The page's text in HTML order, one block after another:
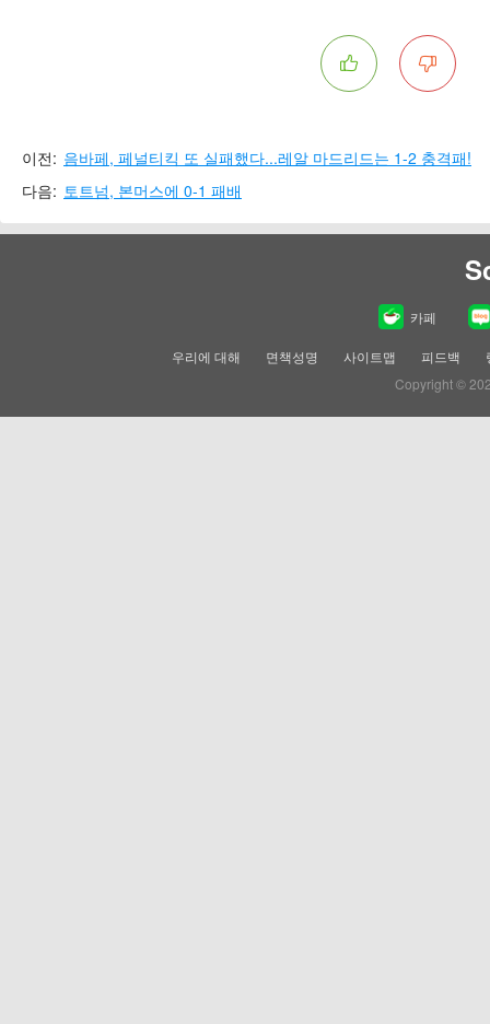
이전: 음바페, 페널티킥 또 실패했다...레알 마드리드는 1-2 충격패!
다음: 토트넘, 본머스에 0-1 패배
카페
우리에 대해 면책성명 사이트맵 피드백
Copyright ©